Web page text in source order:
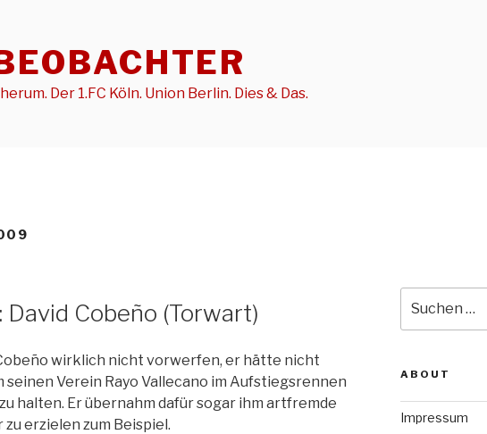
Der 1.FC Köln. Union Berlin. Dies & Das.
David Cobeño (Torwart)
wirklich nicht vorwerfen, er hätte nicht
seinen Verein Rayo Vallecano im Aufstiegsrennen
halten. Er übernahm dafür sogar ihm artfremde
zu erzielen zum Beispiel.
nach:
ABOUT
Impressum